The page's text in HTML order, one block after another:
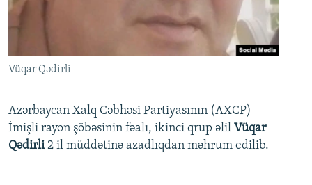
Vüqar Qədirli
Azərbaycan Xalq Cəbhəsi Partiyasının (AXCP)
İmişli rayon şöbəsinin fəalı, ikinci qrup əlil Vüqar
Qədirli2 il müddətinə azadlıqdan məhrum edilib.